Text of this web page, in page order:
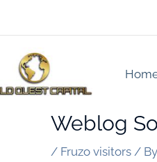
Weblog
/ Fruzo visitors /